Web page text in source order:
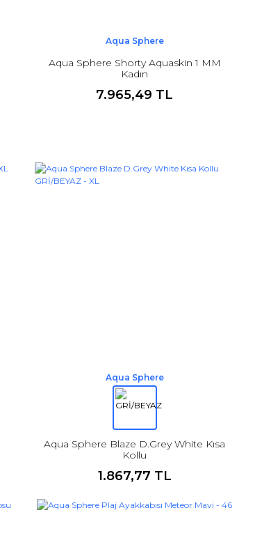
Aqua Sphere
Aqua Sphere Shorty Aquaskin 1 MM
Kadın
7.965,49 TL
Aqua Sphere
Aqua Sphere Blaze D.Grey White Kısa
Kollu
1.867,77 TL